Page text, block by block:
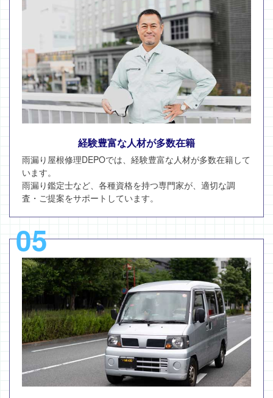
経験豊富な人材が多数在籍
雨漏り屋根修理DEPOでは、経験豊富な人材が多数在籍して
います。
雨漏り鑑定士など、各種資格を持つ専門家が、適切な調
査・ご提案をサポートしています。
05